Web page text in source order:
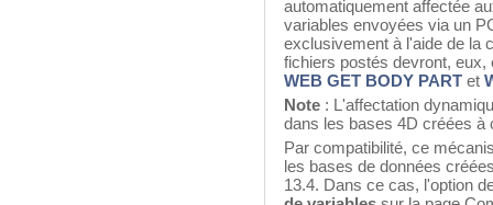
automatiquement affectée
variables envoyées via un
exclusivement à l'aide de la
fichiers postés devront,
WEB GET BODY PART et
Note : L'affectation
dans les bases 4D créées à
Par compatibilité, ce
les bases de données
13.4. Dans ce cas, l'option